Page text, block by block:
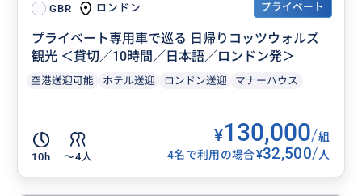
GBR ロンドン プライベート
プライベート専用車で巡る 日帰りコッツウォルズ
観光 ＜貸切／10時間／日本語／ロンドン発＞
空港送迎可能 ホテル送迎 ロンドン送迎 マナーハウス
10h 〜4人
¥130,000/組
4名で利用の場合¥32,500/人